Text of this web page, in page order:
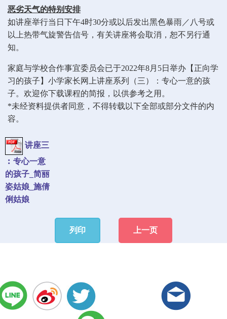
恶劣天气的特别安排
如讲座举行当日下午4时30分或以后发出黑色暴雨／八号或
以上热带气旋警告信号，有关讲座将会取消，恕不另行通
知。
家庭与学校合作事宜委员会已于2022年8月5日举办【正向学
习的孩子】小学家长网上讲座系列（三）：专心一意的孩
子。欢迎你下载课程的简报，以供参考之用。
*未经资料提供者同意，不得转载以下全部或部分文件的内
容。
讲座三
︰专心一意
的孩子_简丽
姿姑娘_施倩
俐姑娘
列印 上一页